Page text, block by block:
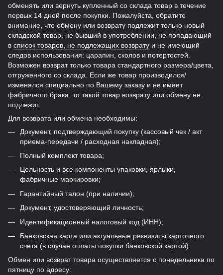
обменять или вернуть купленный со склада товар в течение
первых 14 дней после покупки. Пожалуйста, обратите
внимание, что обмену или возврату подлежит только новый
складской товар, не бывший в употреблении, не попадающий
в список товаров, не подлежащих возврату и не имеющий
следов использования: царапин, сколов и потертостей.
Возможен возврат только товара стандартного размера/цвета,
отгруженного со склада. Если же товар производился/
изменялся специально по Вашему заказу и не имеет
фабричного брака, то такой товар возврату или обмену не
подлежит.
Для возврата или обмена необходимы:
Документ, подтверждающий покупку (кассовый чек / акт
приема-передачи / расходная накладная);
Полный комплект товара;
Цельность и все компоненты упаковки, ярлыки,
фабричные маркировки;
Гарантийный талон (при наличии);
Документ, удостоверяющий личность;
Идентификационный налоговый код (ИНН);
Банковская карта или актуальные реквизиты карточного
счета (в случае оплаты покупки банковской картой).
Обмен или возврат товара осуществляется с понедельника по
пятницу по адресу: